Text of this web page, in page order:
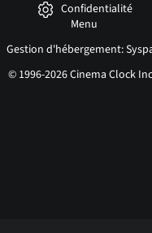
Confidentialité
Menu
Gestion d'hébergement:
© 1996-2026 Cinema Clock